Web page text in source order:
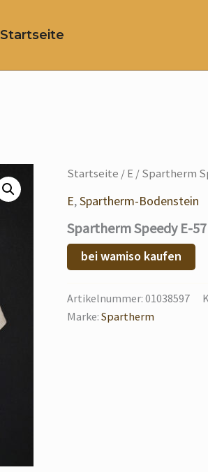
Startseite
Startseite /E / Spartherm
E,Spartherm-Bodenstein
Spartherm Speedy E-
bei wamiso kaufen
Artikelnummer: 01038597
Marke: Spartherm